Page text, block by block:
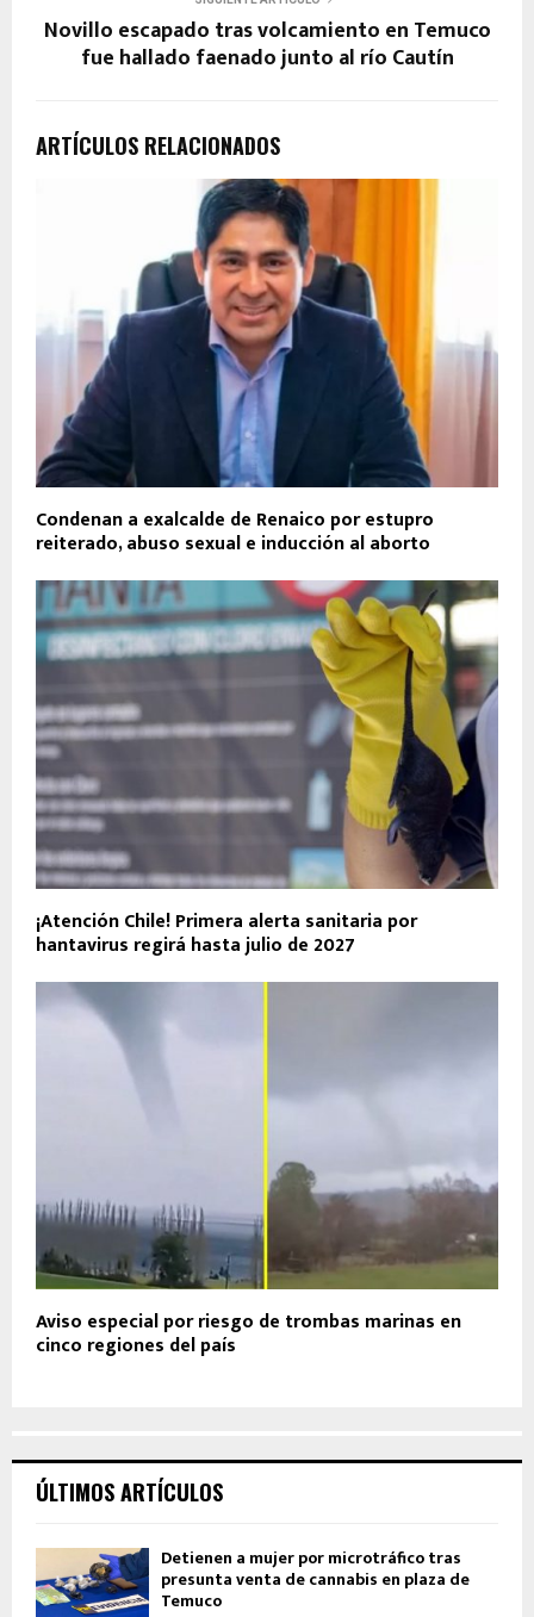
Novillo escapado tras volcamiento en Temuco
fue hallado faenado junto al río Cautín
ARTÍCULOS RELACIONADOS
Condenan a exalcalde de Renaico por estupro
reiterado, abuso sexual e inducción al aborto
¡Atención Chile! Primera alerta sanitaria por
hantavirus regirá hasta julio de 2027
Aviso especial por riesgo de trombas marinas en
cinco regiones del país
ÚLTIMOS ARTÍCULOS
Detienen a mujer por microtráfico tras
presunta venta de cannabis en plaza de
Temuco